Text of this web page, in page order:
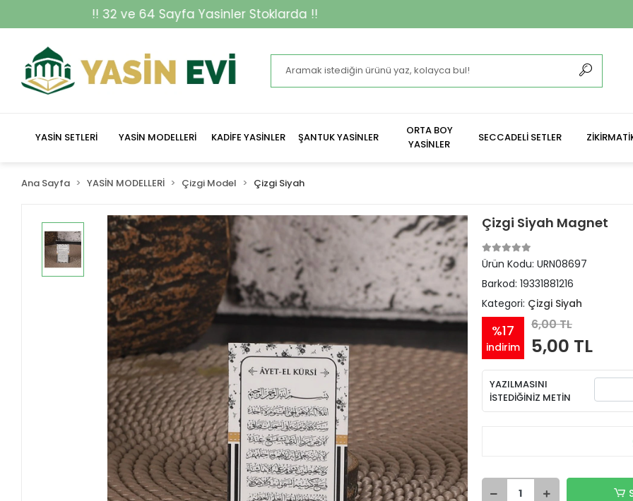
!! 32 ve 64 Sayfa Yasinler Stoklarda !! **2.400 ₺ Ve
YASİN SETLERİ YASİN MODELLERİ KADİFE YASİNLER ŞANTUK YASİNLER
ORTA BOY
YASİNLER
SECCADELİ SETLER
Ana Sayfa YASİN MODELLERİ Çizgi Model Çizgi Siyah
Çizgi Siyah Magnet
Ürün Kodu: URN08697
Barkod: 19331881216
Kategori: Çizgi Siyah
%17
indirim
6,00 TL
5,00 TL
YAZILMASINI
İSTEDİĞİNİZ METİN